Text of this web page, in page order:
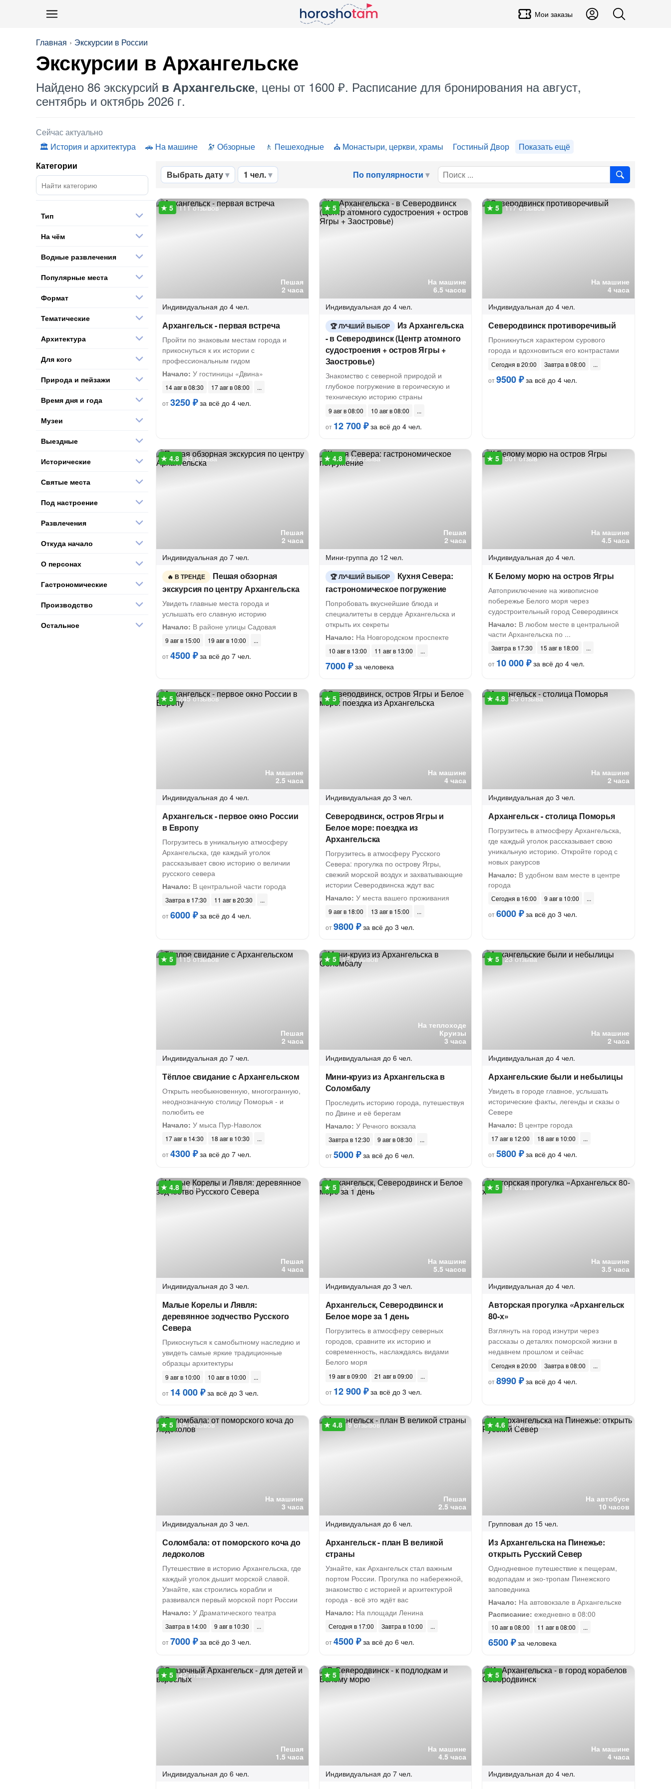
Мои заказы
Главная Экскурсии в России
Экскурсии в Архангельске
Найдено 86 экскурсий в Архангельске, цены от 1600 ₽. Расписание для бронирования на август,
сентябрь и октябрь 2026 г.
Сейчас актуально
История и архитектура
На машине Обзорные Пешеходные Монастыри, церкви, храмы Гостиный Двор Показать ещё
Выбрать дату 1 чел. По популярности
Пешая
2 часа
111 отзывов
Индивидуальная до 4 чел.
Архангельск - первая встреча
Пройти по знаковым местам города и
прикоснуться к их истории с
профессиональным гидом
Начало: У гостиницы «Двина»
14 авг в 08:30
17 авг в 08:00
от3250 ₽за всё до 4 чел.
На машине
6.5 часов
55 отзывов
Индивидуальная до 4 чел.
ЛУЧШИЙ ВЫБОР
Из Архангельска
- в Северодвинск (Центр атомного
судостроения + остров Ягры +
Заостровье)
Знакомство с северной природой и
глубокое погружение в героическую и
техническую историю страны
9 авг в 08:00
10 авг в 08:00
от 12 700 ₽за всё до 4 чел.
На машине
4 часа
117 отзывов
Индивидуальная до 4 чел.
Северодвинск противоречивый
Проникнуться характером сурового
города и вдохновиться его контрастами
Сегодня в 20:00
Завтра в 08:00
от9500 ₽за всё до 4 чел.
Пешая
2 часа
33 отзыва
Индивидуальная до 7 чел.
В ТРЕНДЕ
Пешая обзорная
экскурсия по центру Архангельска
Увидеть главные места города и
услышать его славную историю
Начало: В районе улицы Садовая
9 авг в 15:00
19 авг в 10:00
от4500 ₽за всё до 7 чел.
Пешая
2 часа
42 отзыва
Мини-группа до 12 чел.
ЛУЧШИЙ ВЫБОР
Кухня Севера:
гастрономическое погружение
Попробовать вкуснейшие блюда и
специалитеты в сердце Архангельска и
открыть их секреты
Начало: На Новгородском проспекте
10 авг в 13:00 11 авг в 13:00
7000 ₽за человека
На машине
4.5 часа
501 отзыв
Индивидуальная до 4 чел.
К Белому морю на остров Ягры
Автоприключение на живописное
побережье Белого моря через
судостроительный город Северодвинск
Начало: В любом месте в центральной
части Архангельска по ...
Завтра в 17:30
15 авг в 18:00
от 10 000 ₽за всё до 4 чел.
На машине
2.5 часа
245 отзывов
Индивидуальная до 4 чел.
Архангельск - первое окно России
в Европу
Погрузитесь в уникальную атмосферу
Архангельска, где каждый уголок
рассказывает свою историю о величии
русского севера
Начало: В центральной части города
Завтра в 17:30
11 авг в 20:30
от6000 ₽за всё до 4 чел.
На машине
4 часа
35 отзывов
Индивидуальная до 3 чел.
Северодвинск, остров Ягры и
Белое море: поездка из
Архангельска
Погрузитесь в атмосферу Русского
Севера: прогулка по острову Ягры,
свежий морской воздух и захватывающие
истории Северодвинска ждут вас
Начало: У места вашего проживания
9 авг в 18:00
13 авг в 15:00
от9800 ₽за всё до 3 чел.
На машине
2 часа
53 отзыва
Индивидуальная до 3 чел.
Архангельск - столица Поморья
Погрузитесь в атмосферу Архангельска,
где каждый уголок рассказывает свою
уникальную историю. Откройте город с
новых ракурсов
Начало: В удобном вам месте в центре
города
Сегодня в 16:00
9 авг в 10:00
от6000 ₽за всё до 3 чел.
Пешая
2 часа
115 отзывов
Индивидуальная до 7 чел.
Тёплое свидание с Архангельском
Открыть необыкновенную, многогранную,
неоднозначную столицу Поморья - и
полюбить ее
Начало: У мыса Пур-Наволок
17 авг в 14:30
18 авг в 10:30
от4300 ₽за всё до 7 чел.
На теплоходе
Круизы
3 часа
17 отзывов
Индивидуальная до 6 чел.
Мини-круиз из Архангельска в
Соломбалу
Проследить историю города, путешествуя
по Двине и её берегам
Начало: У Речного вокзала
Завтра в 12:30
9 авг в 08:30
от5000 ₽за всё до 6 чел.
На машине
2 часа
23 отзыва
Индивидуальная до 4 чел.
Архангельские были и небылицы
Увидеть в городе главное, услышать
исторические факты, легенды и сказы о
Севере
Начало: В центре города
17 авг в 12:00
18 авг в 10:00
от5800 ₽за всё до 4 чел.
Пешая
4 часа
14 отзывов
Индивидуальная до 3 чел.
Малые Корелы и Лявля:
деревянное зодчество Русского
Севера
Прикоснуться к самобытному наследию и
увидеть самые яркие традиционные
образцы архитектуры
9 авг в 10:00
10 авг в 10:00
от 14 000 ₽за всё до 3 чел.
На машине
5.5 часов
205 отзывов
Индивидуальная до 3 чел.
Архангельск, Северодвинск и
Белое море за 1 день
Погрузитесь в атмосферу северных
городов, сравните их историю и
современность, наслаждаясь видами
Белого моря
19 авг в 09:00
21 авг в 09:00
от 12 900 ₽за всё до 3 чел.
На машине
3.5 часа
61 отзыв
Индивидуальная до 4 чел.
Авторская прогулка «Архангельск
80-х»
Взглянуть на город изнутри через
рассказы о деталях поморской жизни в
недавнем прошлом и сейчас
Сегодня в 20:00
Завтра в 08:00
от8990 ₽за всё до 4 чел.
На машине
3 часа
15 отзывов
Индивидуальная до 3 чел.
Соломбала: от поморского коча до
ледоколов
Путешествие в историю Архангельска, где
каждый уголок дышит морской славой.
Узнайте, как строились корабли и
развивался первый морской порт России
Начало: У Драматического театра
Завтра в 14:00
9 авг в 10:30
от7000 ₽за всё до 3 чел.
Пешая
2.5 часа
9 отзывов
Индивидуальная до 6 чел.
Архангельск - план В великой
страны
Узнайте, как Архангельск стал важным
портом России. Прогулка по набережной,
знакомство с историей и архитектурой
города - всё это ждёт вас
Начало: На площади Ленина
Сегодня в 17:00
Завтра в 10:00
от4500 ₽за всё до 6 чел.
На автобусе
10 часов
109 отзывов
Групповая до 15 чел.
Из Архангельска на Пинежье:
открыть Русский Север
Однодневное путешествие к пещерам,
водопадам и эко-тропам Пинежского
заповедника
Начало: На автовокзале в Архангельске
Расписание: ежедневно в 08:00
10 авг в 08:00 11 авг в 08:00
6500 ₽за человека
Пешая
1.5 часа
42 отзыва
Индивидуальная до 6 чел.
На машине
4.5 часа
131 отзыв
Индивидуальная до 7 чел.
На машине
4 часа
18 отзывов
Индивидуальная до 4 чел.
Категории
Тип
На чём
Водные развлечения
Популярные места
Формат
Тематические
Архитектура
Для кого
Природа и пейзажи
Время дня и года
Музеи
Выездные
Исторические
Святые места
Под настроение
Развлечения
Откуда начало
О персонах
Гастрономические
Производство
Остальное